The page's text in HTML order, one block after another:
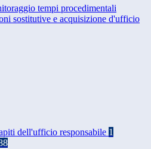
tempi procedimentali
sostitutive e acquisizione d'ufficio
dell'ufficio responsabile 1